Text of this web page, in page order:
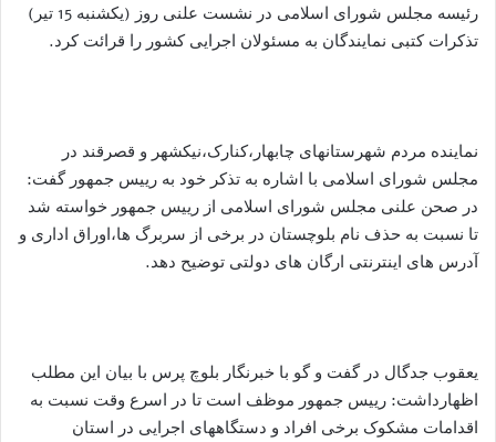
رئیسه مجلس شورای اسلامی در نشست علنی روز (یکشنبه 15 تیر)
تذکرات کتبی نمایندگان به مسئولان اجرایی کشور را قرائت کرد.
نماینده مردم شهرستانهای چابهار،کنارک،نیکشهر و قصرقند در
مجلس شورای اسلامی با اشاره به تذکر خود به رییس جمهور گفت:
در صحن علنی مجلس شورای اسلامی از رییس جمهور خواسته شد
تا نسبت به حذف نام بلوچستان در برخی از سربرگ ها،اوراق اداری و
آدرس های اینترنتی ارگان های دولتی توضیح دهد.
یعقوب جدگال در گفت و گو با خبرنگار بلوچ پرس با بیان این مطلب
اظهارداشت: رییس جمهور موظف است تا در اسرع وقت نسبت به
اقدامات مشکوک برخی افراد و دستگاههای اجرایی در استان